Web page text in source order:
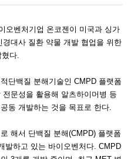
오벤처기업 온코젠이 미국과 싱가
대사 질환 약물 개발 협업을 위한
다.
단백질 분해기술인 CMPD 플랫폼
문성을 활용해 알츠하이머병 등
동 개발하는 것을 목표로 한다.
해서 단백질 분해(CMPD) 플랫폼
발하고 있는 바이오벤처다. CMPD